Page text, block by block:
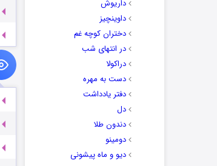
داریوش
داوینچیز
دختران کوچه غم
در انتهای شب
دراکولا
دست به مهره
دفتر یادداشت
دل
دندون طلا
دومینو
دیو و ماه پیشونی